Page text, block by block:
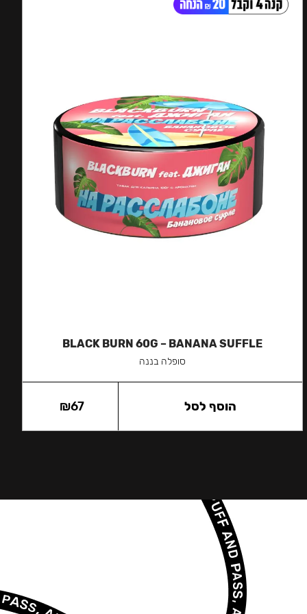
BLACK BURN 60G – BANANA SUFFLE
סופלה בננה
₪67 הוסף לסל